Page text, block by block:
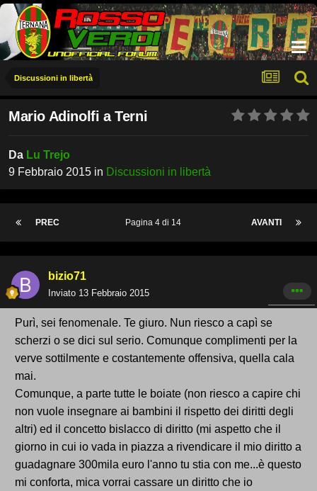
Discussioni in libertà
Mario Adinolfi a Terni
Da Lu Trejo
9 Febbraio 2015 in Discussioni in libertà
PREC AVANTI
Pagina 4 di 14
bizio71
Inviato 13 Febbraio 2015
Purì, sei fenomenale. Te giuro. Nun riesco a capì se
scherzi o se dici sul serio. Comunque complimenti per la
verve sottilmente e costantemente offensiva, quella cala
mai.
Comunque, a parte tutte le boiate (non riesco a capire chi
non vuole insegnare ai bambini il rispetto dei diritti degli
altri) ed il concetto bislacco di diritto (mi aspetto che il
giorno in cui io vada in piazza a rivendicare il mio diritto a
guadagnare 300mila euro l'anno tu stia con me...è questo
mi conforta, mica vorrai cassare un diritto che io